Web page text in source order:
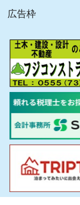
広告枠